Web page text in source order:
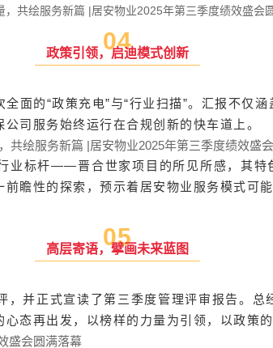
04
政策引领，启迪模式创新
面的“政策充电”与“行业扫描”。汇报不仅
司服务始终运行在合规创新的快车道上。
业标杆——晋合世家项目的所见所感，其特
瞻性的探索，预示着居安物业服务模式可能
05
高层寄语，擘画未来蓝图
并正式宣读了第三季度管理评审报告。
态再出发，以榜样的力量为引领，以政策